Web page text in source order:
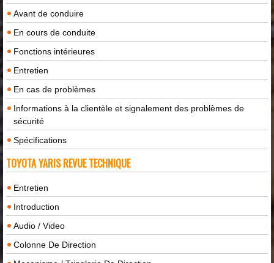
Avant de conduire
En cours de conduite
Fonctions intérieures
Entretien
En cas de problèmes
Informations à la clientèle et signalement des problèmes de
sécurité
Spécifications
TOYOTA YARIS REVUE TECHNIQUE
Entretien
Introduction
Audio / Video
Colonne De Direction